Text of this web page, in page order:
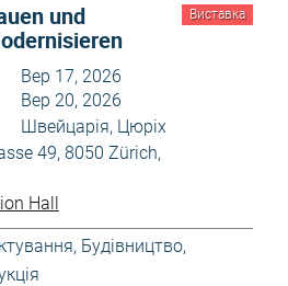
Виставка
und
Вер 17, 2026
Вер 20, 2026
Швейцарія, Цюріх
49, 8050 Zürich,
Hall
, Будівництво,